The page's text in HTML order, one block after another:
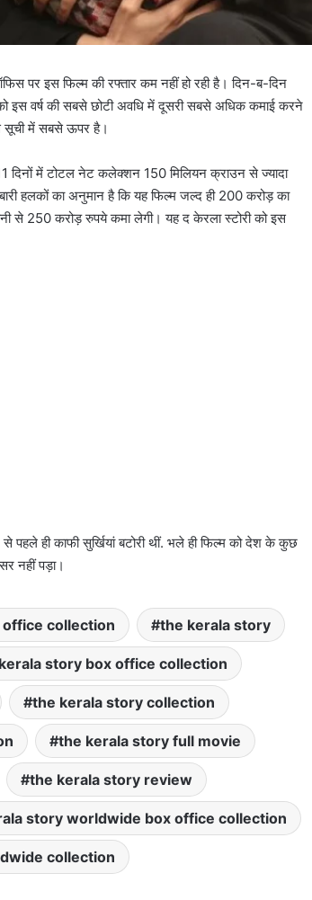
पर इस फिल्म की रफ्तार कम नहीं हो रही है। दिन-ब-दिन
इस वर्ष की सबसे छोटी अवधि में दूसरी सबसे अधिक कमाई करने
सूची में सबसे ऊपर है।
में टोटल नेट कलेक्शन 150 मिलियन क्राउन से ज्यादा
हलकों का अनुमान है कि यह फिल्म जल्द ही 200 करोड़ का
से 250 करोड़ रुपये कमा लेगी। यह द केरला स्टोरी को इस
पहले ही काफी सुर्खियां बटोरी थीं. भले ही फिल्म को देश के कुछ
नहीं पड़ा।
collection the kerala story
story box office collection
the kerala story collection
the kerala story full movie
the kerala story review
story worldwide box office collection
collection